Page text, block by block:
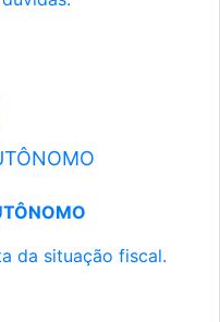
da situação fiscal.